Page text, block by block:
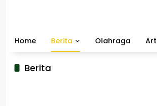
Home
Berita Olahraga
Berita